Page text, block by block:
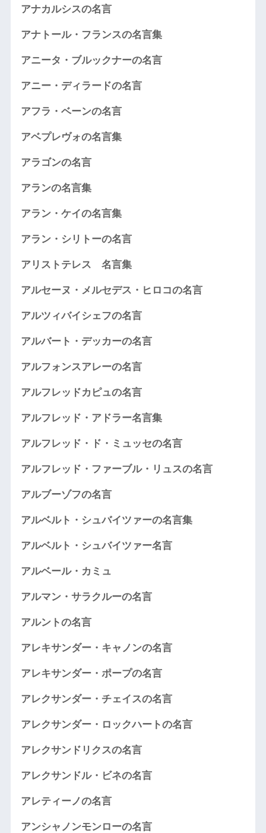
アナカルシスの名言
アナトール・フランスの名言集
アニータ・ブルックナーの名言
アニー・ディラードの名言
アフラ・ベーンの名言
アベプレヴォの名言集
アラゴンの名言
アランの名言集
アラン・ケイの名言集
アラン・シリトーの名言
アリストテレス 名言集
アルセーヌ・メルセデス・ヒロコの名言
アルツィバイシェフの名言
アルバート・デッカーの名言
アルフォンスアレーの名言
アルフレッドカピュの名言
アルフレッド・アドラー名言集
アルフレッド・ド・ミュッセの名言
アルフレッド・ファーブル・リュスの名言
アルブーゾフの名言
アルベルト・シュバイツァーの名言集
アルベルト・シュバイツァー名言
アルベール・カミュ
アルマン・サラクルーの名言
アルントの名言
アレキサンダー・キャノンの名言
アレキサンダー・ポープの名言
アレクサンダー・チェイスの名言
アレクサンダー・ロックハートの名言
アレクサンドリクスの名言
アレクサンドル・ビネの名言
アレティーノの名言
アンシャノンモンローの名言